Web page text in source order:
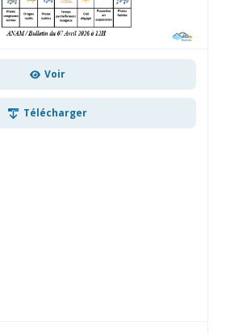
Voir
Télécharger